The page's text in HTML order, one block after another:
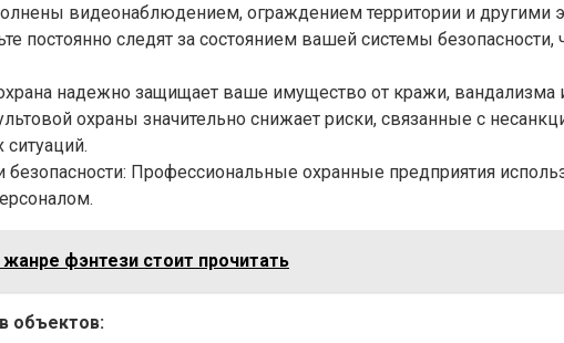
видеонаблюдением, ограждением территории и другими
постоянно следят за состоянием вашей системы
надежно защищает ваше имущество от кражи, вандализма
охраны значительно снижает риски, связанные с
безопасности: Профессиональные охранные предприятия
фэнтези стоит прочитать
объектов: